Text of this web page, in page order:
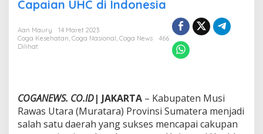
p
e
a
t
a
r
Capaian UHC di Indonesia
Aan Maury
14 Maret 2023
Coga Kesehatan Coga Nasional Coga News
466
Dilihat
COGANEWS. CO.ID| JAKARTA – Kabupaten Musi
Rawas Utara (Muratara) Provinsi Sumatera menjadi
salah satu daerah yang sukses mencapai cakupan